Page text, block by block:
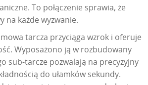
To połączenie sprawia, że
na każde wyzwanie.
tarcza przyciąga wzrok i oferuje
Wyposażono ją w rozbudowany
sub-tarcze pozwalają na precyzyjny
do ułamków sekundy.